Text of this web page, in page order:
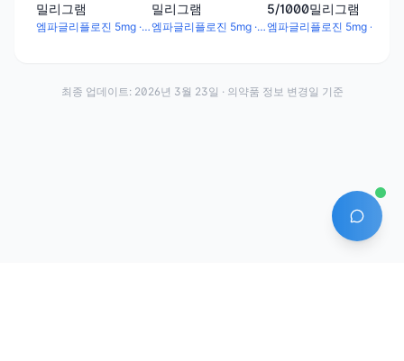
밀리그램
엠파글리플로진 5mg · 메트포르민염산염 500mg
밀리그램
엠파글리플로진 5mg · 메트포르민염산염 850mg
5/1000밀리그램
AI 에이
최종 업데이트: 2026년 3월 23일 · 의약품 정보 변경일 기준